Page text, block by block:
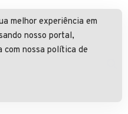
melhor experiência em
nosso portal,
com nossa política de